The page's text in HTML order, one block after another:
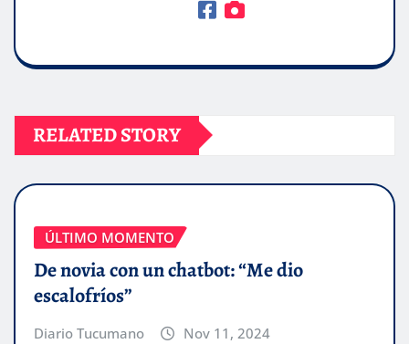
RELATED STORY
ÚLTIMO MOMENTO
De novia con un chatbot: “Me dio
escalofríos”
Diario Tucumano Nov 11, 2024